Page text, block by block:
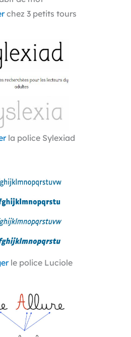
chez 3 petits tours
la police Sylexiad
le police Luciole